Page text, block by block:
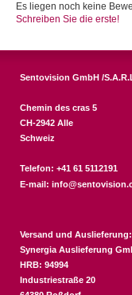
Es liegen noch keine
Schreiben Sie die erste!
Sentovision GmbH /
Chemin des cras 5
CH-2942 Alle
Schweiz
Telefon: +41 61 5112191
E-mail:
Versand und Auslieferung:
Synergia Auslieferung
HRB: 94994
Industriestraße 20